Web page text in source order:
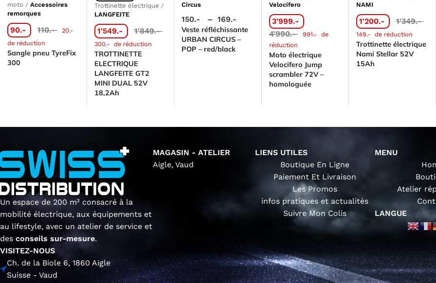
moto / Accessoires
remorques
90.- 110.- 20.-
de réduction
Sangle pneu TyreFix
300
Trottinette électrique /
LANGFEITE
1'549.- 1'849.-
300.- de réduction
TROTTINETTE
ELECTRIQUE
LANGFEITE GT2
MINI DUAL 52V
18,2Ah
Circus
150.- – 169.-
Veste réfléchissante
URBAN CIRCUS –
POP – red/black
Velocifero
3'999.-
4'990.-
991.- de
réduction
Moto électrique
Velocifero Jump
scrambler 72V –
homologuée
NAMI
1'200.- 1'349.-
149.- de réduction
Trottinette électrique
Nami Stellar 52V
15Ah
Un espace de 200 m² consacré à la
mobilité électrique, aux équipements et
au lifestyle, avec un atelier de service et
des conseils sur-mesure.
VISITEZ-NOUS
Ch. de la Biole 6, 1860 Aigle
Suisse - Vaud
MAGASIN - ATELIER
Aigle, Vaud
LIENS UTILES
Boutique En Ligne
Paiement Et Livraison
Les Promos
infos pratiques et actualités
Suivre Mon Colis
MENU
Atelier
LANGUE